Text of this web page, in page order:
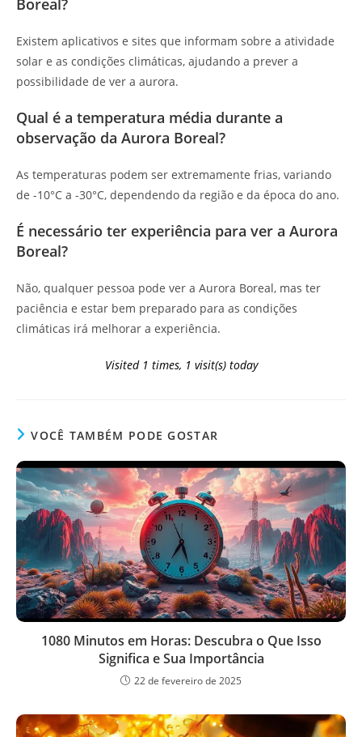
Boreal?
Existem aplicativos e sites que informam sobre a atividade
solar e as condições climáticas, ajudando a prever a
possibilidade de ver a aurora.
Qual é a temperatura média durante a
observação da Aurora Boreal?
As temperaturas podem ser extremamente frias, variando
de -10°C a -30°C, dependendo da região e da época do ano.
É necessário ter experiência para ver a Aurora
Boreal?
Não, qualquer pessoa pode ver a Aurora Boreal, mas ter
paciência e estar bem preparado para as condições
climáticas irá melhorar a experiência.
Visited 1 times, 1 visit(s) today
VOCÊ TAMBÉM PODE GOSTAR
1080 Minutos em Horas: Descubra o Que Isso
Significa e Sua Importância
22 de fevereiro de 2025